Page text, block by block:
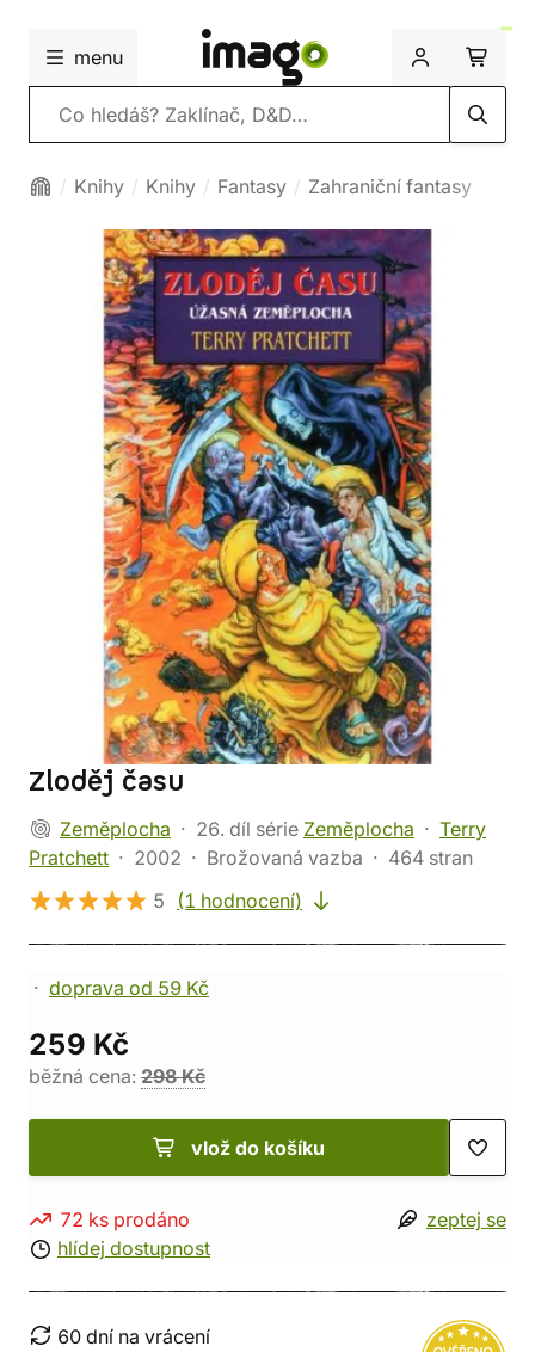
menu
Vyhledávání
Knihy Knihy Fantasy Zahraniční fantasy
Zloděj času
Zeměplocha 26. díl série Zeměplocha
Terry
Pratchett
2002 Brožovaná vazba
464 stran
5
(1 hodnocení)
doprava od 59 Kč
259 Kč
běžná cena: 298 Kč
vlož do košíku
72 ks prodáno
hlídej dostupnost
zeptej se
60 dní na vrácení